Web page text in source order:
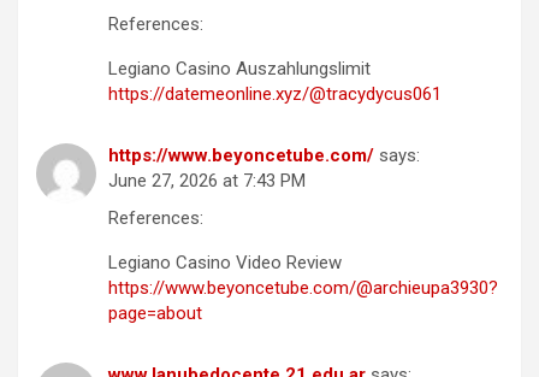
References:
Legiano Casino Auszahlungslimit
https://datemeonline.xyz/@tracydycus061
https://www.beyoncetube.com/ says:
June 27, 2026 at 7:43 PM
References:
Legiano Casino Video Review
https://www.beyoncetube.com/@archieupa3930?
page=about